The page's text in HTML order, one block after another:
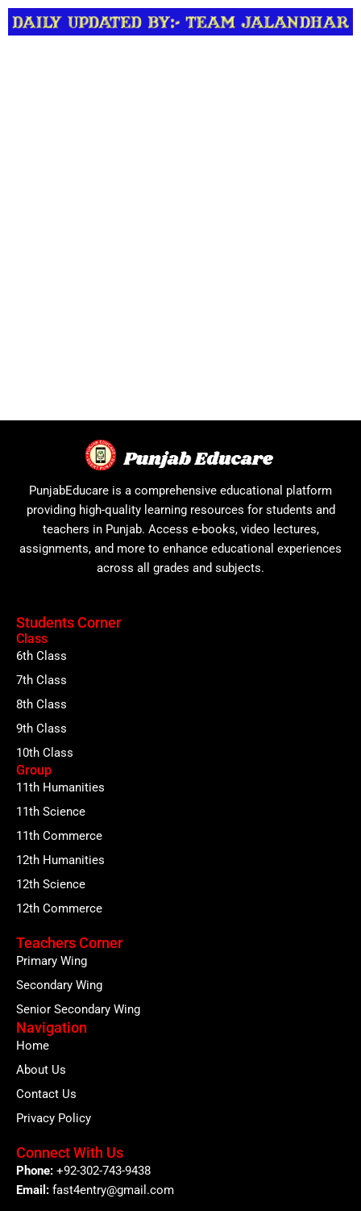
PunjabEducare is a comprehensive educational platform
providing high-quality learning resources for students and
teachers in Punjab. Access e-books, video lectures,
assignments, and more to enhance educational experiences
across all grades and subjects.
Students Corner
Class
6th Class
7th Class
8th Class
9th Class
10th Class
Group
11th Humanities
11th Science
11th Commerce
12th Humanities
12th Science
12th Commerce
Teachers Corner
Primary Wing
Secondary Wing
Senior Secondary Wing
Navigation
Home
About Us
Contact Us
Privacy Policy
Connect With Us
Phone: +92-302-743-9438
Email: fast4entry@gmail.com